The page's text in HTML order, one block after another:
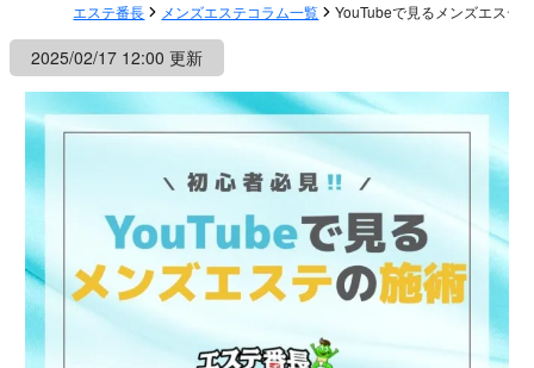
エステ番長 メンズエステコラム一覧 YouTubeで見るメンズエステ
2025/02/17 12:00 更新